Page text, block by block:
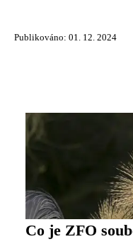
Publikováno: 01. 12. 2024
Co je ZFO